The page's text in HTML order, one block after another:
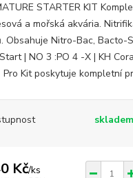
STARTER KIT
a mořská akvária.
Obsahuje Nitro-Bac, Bacto-
| NO 3 :PO 4 -X | KH
Kit poskytuje kompletní
Kč/ks